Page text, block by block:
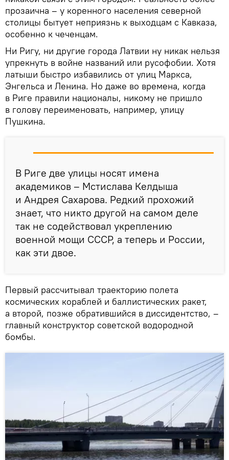
прозаична – у коренного населения северной
столицы бытует неприязнь к выходцам с Кавказа,
особенно к чеченцам.
Ни Ригу, ни другие города Латвии ну никак нельзя
упрекнуть в войне названий или русофобии. Хотя
латыши быстро избавились от улиц Маркса,
Энгельса и Ленина. Но даже во времена, когда
в Риге правили националы, никому не пришло
в голову переименовать, например, улицу
Пушкина.
В Риге две улицы носят имена
академиков – Мстислава Келдыша
и Андрея Сахарова. Редкий прохожий
знает, что никто другой на самом деле
так не содействовал укреплению
военной мощи СССР, а теперь и России,
как эти двое.
Первый рассчитывал траекторию полета
космических кораблей и баллистических ракет,
а второй, позже обратившийся в диссидентство, –
главный конструктор советской водородной
бомбы.